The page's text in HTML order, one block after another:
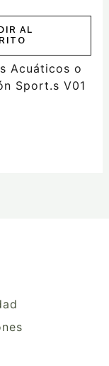
AL
Acuáticos o
Sport.s V01